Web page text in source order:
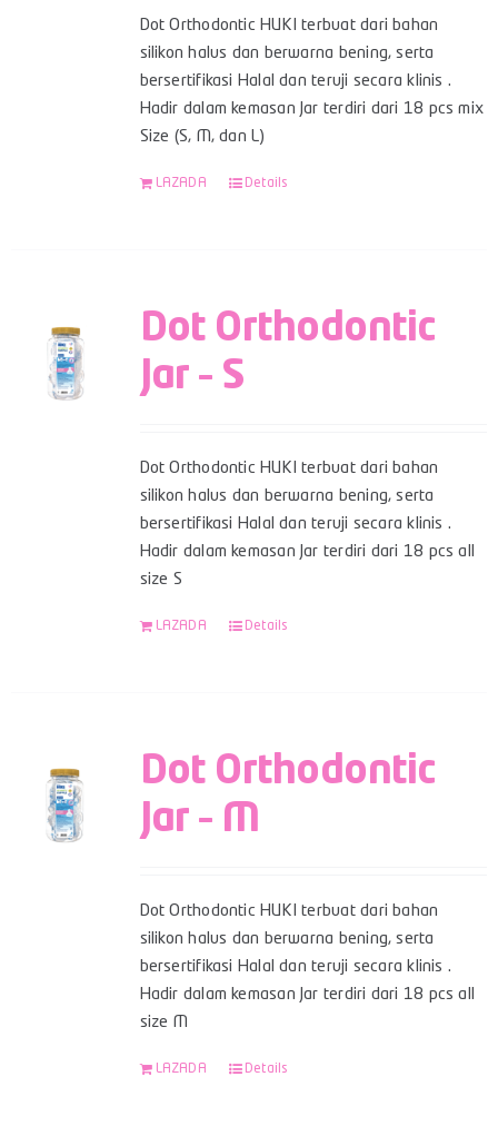
Dot Orthodontic HUKI terbuat dari bahan
silikon halus dan berwarna bening, serta
bersertifikasi Halal dan teruji secara klinis .
Hadir dalam kemasan Jar terdiri dari 18 pcs mix
Size (S, M, dan L)
LAZADA Details
Dot Orthodontic
Jar – S
Dot Orthodontic HUKI terbuat dari bahan
silikon halus dan berwarna bening, serta
bersertifikasi Halal dan teruji secara klinis .
Hadir dalam kemasan Jar terdiri dari 18 pcs all
size S
LAZADA Details
Dot Orthodontic
Jar – M
Dot Orthodontic HUKI terbuat dari bahan
silikon halus dan berwarna bening, serta
bersertifikasi Halal dan teruji secara klinis .
Hadir dalam kemasan Jar terdiri dari 18 pcs all
size M
LAZADA Details